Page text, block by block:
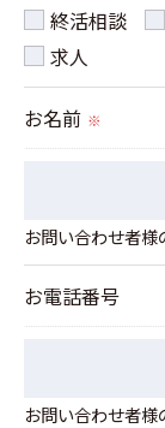
これらの委託
置をとり、適
＜個人情報の
＜個人情報
必要な情報を
終活相談
求人
お名前 ※
お問い合わせ者様
お電話番号
お問い合わせ者様